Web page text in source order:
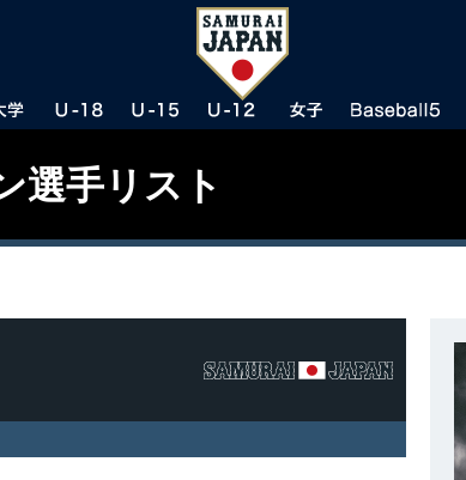
選手リスト